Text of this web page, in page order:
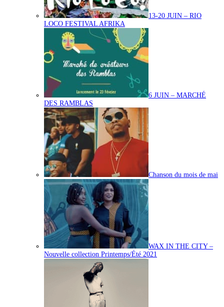
13-20 JUIN – RIO
LOCO FESTIVAL AFRIKA
6 JUIN – MARCHÉ
DES RAMBLAS
Chanson du mois de mai
WAX IN THE CITY –
Nouvelle collection Printemps/Été 2021